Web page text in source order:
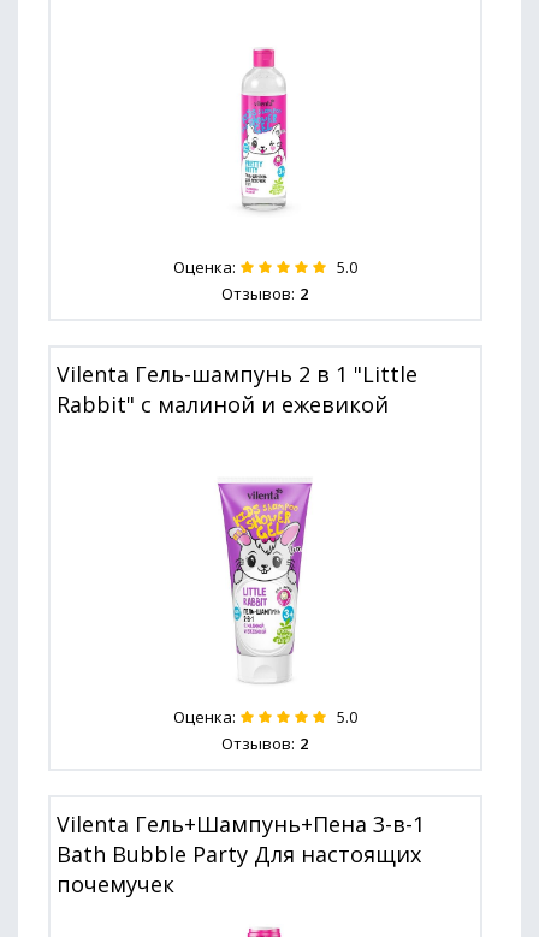
Оценка: 5.0
Отзывов: 2
Vilenta Гель-шампунь 2 в 1 "Little
Rabbit" с малиной и ежевикой
Оценка: 5.0
Отзывов: 2
Vilenta Гель+Шампунь+Пена 3-в-1
Bath Bubble Party Для настоящих
почемучек